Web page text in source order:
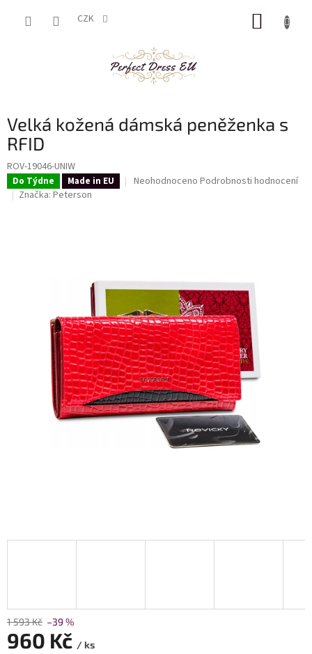
CZK
Velká kožená dámská peněženka s
RFID
ROV-19046-UNIW
Do Týdne Made in EU
Průměrné
Neohodnoceno Podrobnosti hodnocení
Značka: Peterson
1 593 Kč –39 %
960 Kč / ks